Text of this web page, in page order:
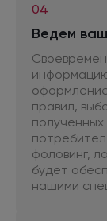
04
Ведем
правил,
полученных
фоловинг,
будет
нашими